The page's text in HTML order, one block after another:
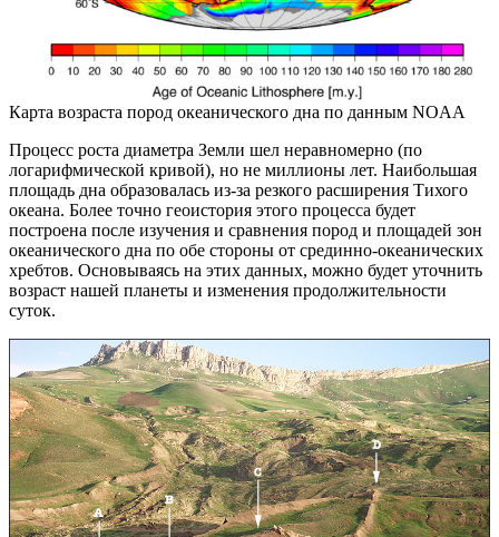
Карта возраста пород океанического дна по данным NOAA
Процесс роста диаметра Земли шел неравномерно (по
логарифмической кривой), но не миллионы лет. Наибольшая
площадь дна образовалась из-за резкого расширения Тихого
океана. Более точно геоистория этого процесса будет
построена после изучения и сравнения пород и площадей зон
океанического дна по обе стороны от срединно-океанических
хребтов. Основываясь на этих данных, можно будет уточнить
возраст нашей планеты и изменения продолжительности
суток.